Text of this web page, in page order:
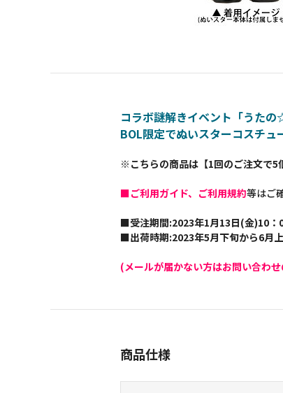
コラボ謎解きイベント「うた
BOL限定でぬいスターコスチュ
※こちらの商品は【1回のご注文で5
■ご利用ガイド、ご利用規約等はご
■受注期間:2023年1月13日(金)10：
■出荷時期:2023年5月下旬から6月
(メールが届かない方はお問い合わ
商品仕様